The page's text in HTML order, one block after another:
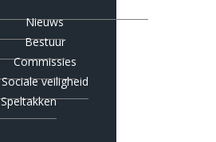
Nieuws
Bestuur
Commissies
Sociale veiligheid
Speltakken